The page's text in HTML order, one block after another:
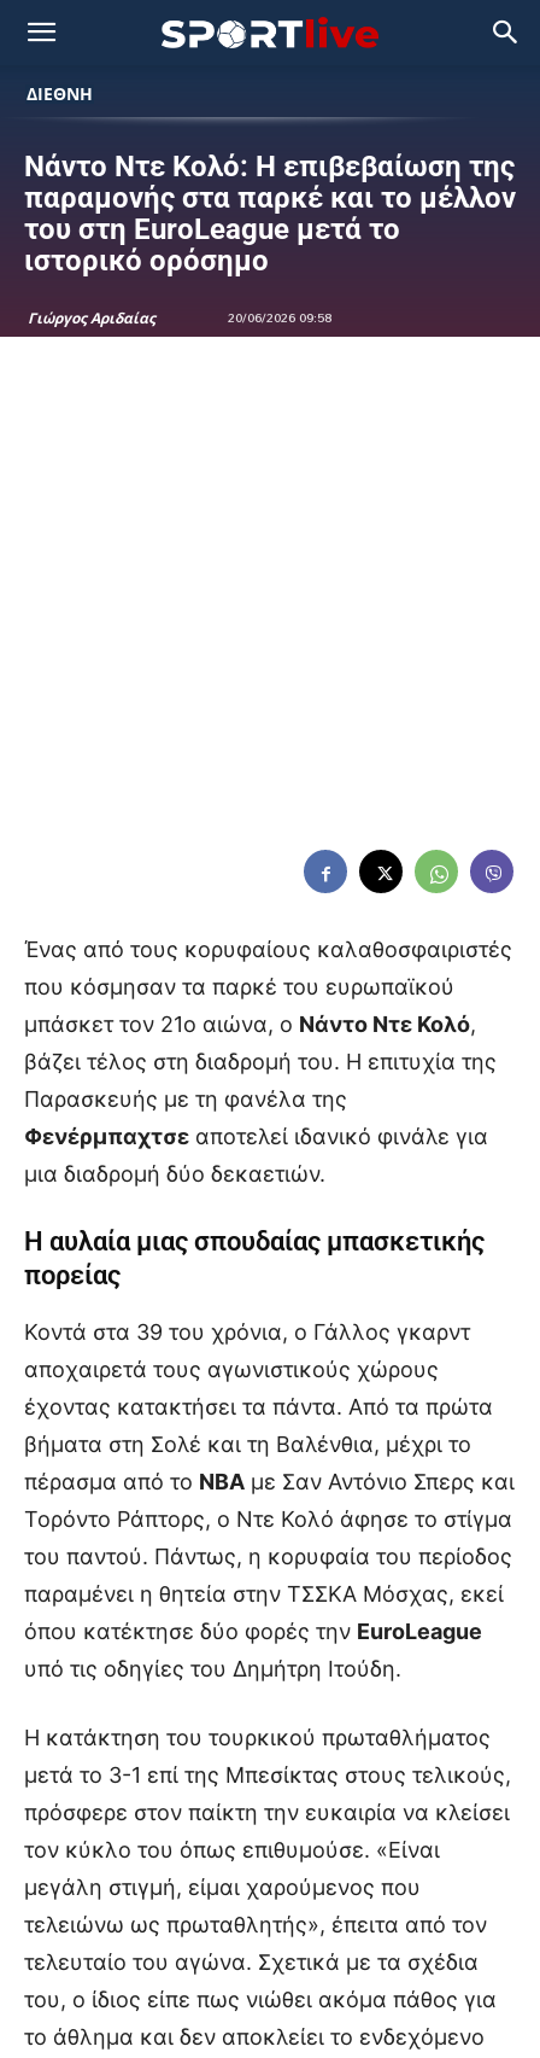
ΔΙΕΘΝΗ
Νάντο Ντε Κολό: Η επιβεβαίωση της
παραμονής στα παρκέ και το μέλλον
του στη EuroLeague μετά το
ιστορικό ορόσημο
Γιώργος Αριδαίας 20/06/2026 09:58
Ένας από τους κορυφαίους καλαθοσφαιριστές
που κόσμησαν τα παρκέ του ευρωπαϊκού
μπάσκετ τον 21ο αιώνα, ο Νάντο Ντε Κολό,
βάζει τέλος στη διαδρομή του. Η επιτυχία της
Παρασκευής με τη φανέλα της
Φενέρμπαχτσε αποτελεί ιδανικό φινάλε για
μια διαδρομή δύο δεκαετιών.
Η αυλαία μιας σπουδαίας μπασκετικής
πορείας
Κοντά στα 39 του χρόνια, ο Γάλλος γκαρντ
αποχαιρετά τους αγωνιστικούς χώρους
έχοντας κατακτήσει τα πάντα. Από τα πρώτα
βήματα στη Σολέ και τη Βαλένθια, μέχρι το
πέρασμα από το NBA με Σαν Αντόνιο Σπερς και
Τορόντο Ράπτορς, ο Ντε Κολό άφησε το στίγμα
του παντού. Πάντως, η κορυφαία του περίοδος
παραμένει η θητεία στην ΤΣΣΚΑ Μόσχας, εκεί
όπου κατέκτησε δύο φορές την EuroLeague
υπό τις οδηγίες του Δημήτρη Ιτούδη.
Η κατάκτηση του τουρκικού πρωταθλήματος
μετά το 3-1 επί της Μπεσίκτας στους τελικούς,
πρόσφερε στον παίκτη την ευκαιρία να κλείσει
τον κύκλο του όπως επιθυμούσε. «Είναι
μεγάλη στιγμή, είμαι χαρούμενος που
τελειώνω ως πρωταθλητής», έπειτα από τον
τελευταίο του αγώνα. Σχετικά με τα σχέδια
του, ο ίδιος είπε πως νιώθει ακόμα πάθος για
το άθλημα και δεν αποκλείει το ενδεχόμενο